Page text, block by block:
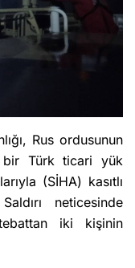
Rus ordusunun
Türk ticari yük
(SİHA) kasıtlı
neticesinde
iki kişinin